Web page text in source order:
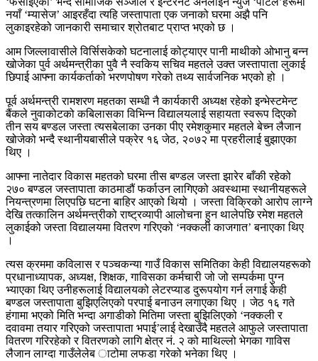
नयाँ ‘म्यासेज’ आइरहँदा त्यहि जस्तापाता एक जनाको घरमा अझै पनि
लुकाइरहेको जानकारी समाचार श्रोतबाट प्राप्त भएको छ ।
आम जिल्लावासीले विर्सिसकेको घटनालाई कोट्याएर पानी माथीको ओभानु बन्न
खोजेका पुर्व अर्थमन्त्रीका पुवै नै स्वकिय सचिव महतले उक्त जस्तापाता लुकाई
छिपाई आफ्ना कार्यकर्ताको भरणपोषण गरेको तथ्य सार्वजनिक भएको हो ।
पूर्व अर्थमन्त्री रामशरण महतका सम्धी नै कार्यकारी अध्यक्ष रहेको इन्भेस्टमेन्ट
बैंकले नुवाकोटको कबिलासका विभिन्न विद्यालयलाई सहायता स्वरूप दिएको
तीन सय बण्डल जस्ता त्यसबेलाका उनका पीए रमेशकुमार महतले बेच्न लैजान
खोजेको भन्दै स्थानीयबासीले पक्रेर १६ जेठ, २०७२ मा प्रहरीलाई बुझाएका
थिए ।
आफ्ना नातेदार विकास महतको घरमा तीस बण्डल जस्ता झारेर बाँकी रहेको
२७० बण्डल जस्तापाता काठमाडौं फर्काउन लागिएको अवस्थामा स्थानीयहरूले
नियन्त्रणमा लिएपछि घटना बाहिर आएको थियो । जस्ता विक्रिको आरोप लाग्ने
देखि तत्कालिन अर्थमन्त्रीको राष्ट्रव्यापी आलोचना हुन थालेपछि रमेश महतले
लुकाईको जस्ता विद्यालयमा वितरण गरिएको ‘नक्कली काजगात’ बनाएका थिए
।
त्यस क्रममा कविलास र पञ्चकन्या गाउँ विकास समितिका केही विद्यालयहरूको
प्रधानाध्यापक, अध्यक्ष, शिक्षक, गाविसका कर्मचारी जो जो सम्पर्कमा पुग्न
भ्याएका थिए उनीहरूलाई विद्यालयको लेटरप्याड दुरूपयोग गर्न लगाई केही
बण्डल जस्तापाता बुझिएलिएको परपाई बनाउन लगाएका थिए । जेठ १६ गते
हंगामा भएको मिति भन्दा अगाडीको मितिमा जस्ता बुझिलिएको ‘नक्कली र
दवावमा तयार गरिएको जस्तापाता भपाई’लाई देखाउँदै महतले आफुले जस्तापाता
वितरण गरिरहेको र वितरणको लागि क्षेत्र नं. २ को माथिल्लो भेगका गाविस
लैजान लाग्दा गाउँलेलेब ाटोमा लफडा गरेको भनेका थिए ।